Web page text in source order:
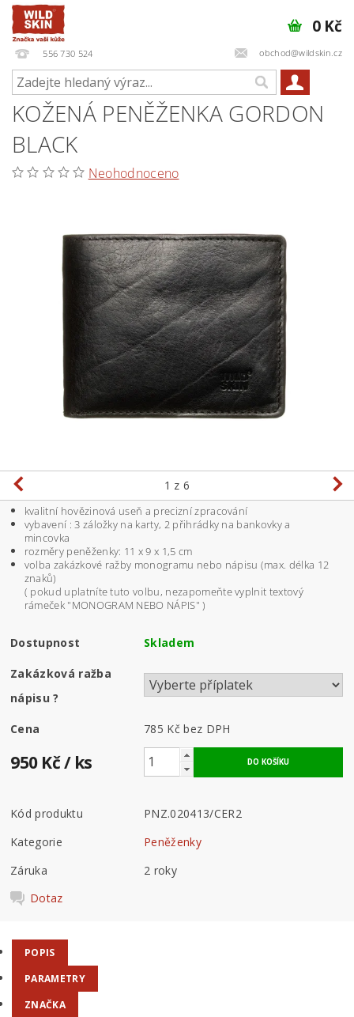
556 730 524 obchod@wildskin.cz
0 Kč
KOŽENÁ PENĚŽENKA GORDON
BLACK
Neohodnoceno
1 z 6
kvalitní hovězinová useň a precizní zpracování
vybavení : 3 záložky na karty, 2 přihrádky na bankovky a
mincovka
rozměry peněženky: 11 x 9 x 1,5 cm
volba zakázkové ražby monogramu nebo nápisu (max. délka 12
znaků)
( pokud uplatníte tuto volbu, nezapomeňte vyplnit textový
rámeček "MONOGRAM NEBO NÁPIS" )
Dostupnost Skladem
Zakázková ražba
nápisu?
Cena 785 Kč bez DPH
950 Kč/ ks
Kód produktu
PNZ.020413/CER2
Kategorie
Peněženky
Záruka
2 roky
Dotaz
POPIS
PARAMETRY
ZNAČKA